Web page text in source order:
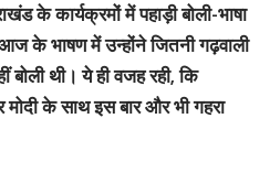
के कार्यक्रमों में पहाड़ी बोली-भाषा
के भाषण में उन्होंने जितनी गढ़वाली
बोली थी। ये ही वजह रही, कि
मोदी के साथ इस बार और भी गहरा